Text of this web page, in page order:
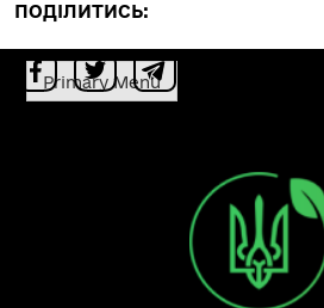
ПОДІЛИТИСЬ:
Primary Menu